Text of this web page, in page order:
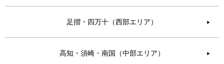
足摺・四万十（西部エリア） ▶︎
高知・須崎・南国（中部エリア） ▶︎